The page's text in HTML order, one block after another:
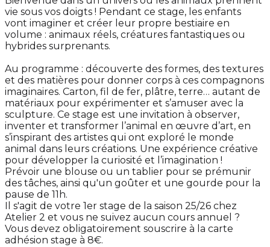
vie sous vos doigts ! Pendant ce stage, les enfants
vont imaginer et créer leur propre bestiaire en
volume : animaux réels, créatures fantastiques ou
hybrides surprenants.
Au programme : découverte des formes, des textures
et des matières pour donner corps à ces compagnons
imaginaires. Carton, fil de fer, plâtre, terre… autant de
matériaux pour expérimenter et s’amuser avec la
sculpture. Ce stage est une invitation à observer,
inventer et transformer l’animal en œuvre d’art, en
s’inspirant des artistes qui ont exploré le monde
animal dans leurs créations. Une expérience créative
pour développer la curiosité et l’imagination !
Prévoir une blouse ou un tablier pour se prémunir
des tâches, ainsi qu'un goûter et une gourde pour la
pause de 11h.
Il s'agit de votre 1er stage de la saison 25/26 chez
Atelier 2 et vous ne suivez aucun cours annuel ?
Vous devez obligatoirement souscrire à la carte
adhésion stage à 8€.